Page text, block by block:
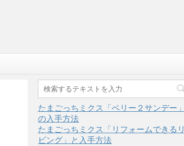
たまごっちミクス「ベリー２サンデー」
の入手方法
たまごっちミクス「リフォームできるリ
ビング」と入手方法